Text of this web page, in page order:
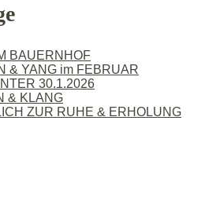
BAUERNHOF
& YANG im FEBRUAR
30.1.2026
& KLANG
ZUR RUHE & ERHOLUNG